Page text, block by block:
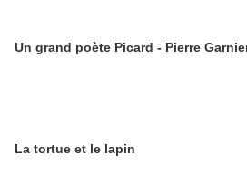
Un grand poète Picard - Pierre
La tortue et le lapin